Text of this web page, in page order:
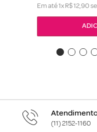
Em até1xR$12,90
(11) 2152-1160